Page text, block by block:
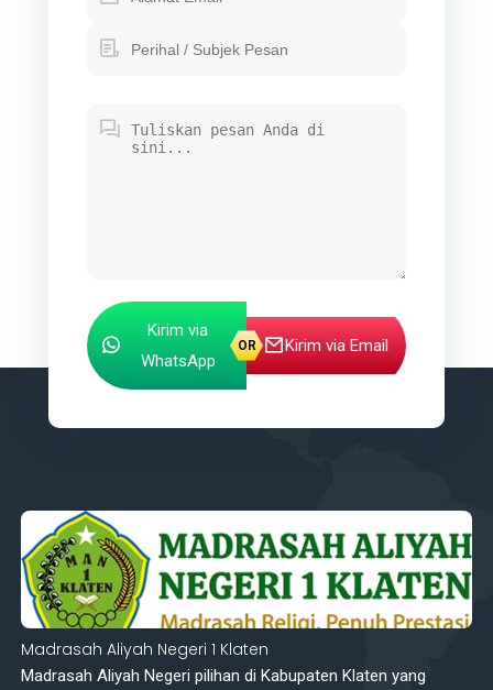
Kirim via
WhatsApp
Kirim via Email
Madrasah Aliyah Negeri 1 Klaten
Madrasah Aliyah Negeri pilihan di Kabupaten Klaten yang